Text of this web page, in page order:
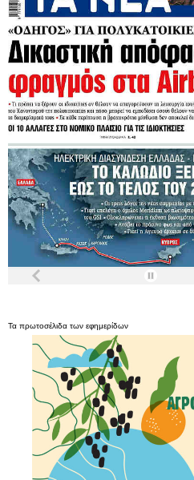
Τα πρωτοσέλιδα των εφημερίδων